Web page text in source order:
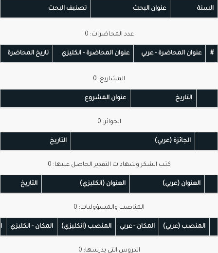
عنوان البحث تصنيف البحث
عدد المحاضرات: 0
عنوان المحاضرة - عربي عنوان المحاضرة - انكليزي تاريخ المحاضرة
المشاريع: 0
التاريخ عنوان المشروع
الجوائز: 0
الجائزة (عربي) التاريخ
كتب الشكر وشهادات التقدير الحاصل عليها: 0
العنوان (عربي) العنوان (انكليزي) التاريخ
المناصب والمسؤوليات: 0
المنصب (عربي) المكان - عربي المنصب (انكليزي) المكان - انكليزي
الدروس التي يدرسها: 0